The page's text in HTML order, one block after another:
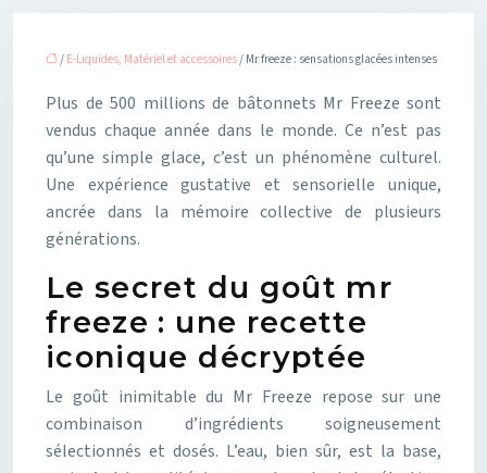
/ E-Liquides, Matériel et accessoires/ Mr freeze : sensations glacées intenses
Plus de 500 millions de bâtonnets Mr Freeze sont
vendus chaque année dans le monde. Ce n’est pas
qu’une simple glace, c’est un phénomène culturel.
Une expérience gustative et sensorielle unique,
ancrée dans la mémoire collective de plusieurs
générations.
Le secret du goût mr
freeze : une recette
iconique décryptée
Le goût inimitable du Mr Freeze repose sur une
combinaison d’ingrédients soigneusement
sélectionnés et dosés. L’eau, bien sûr, est la base,